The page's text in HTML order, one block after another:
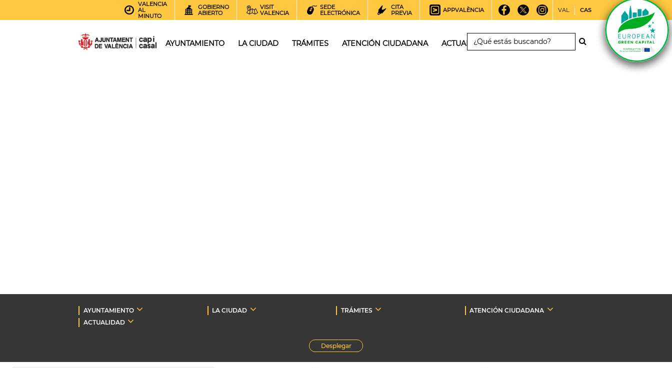
VALENCIA
AL
MINUTO
GOBIERNO
ABIERTO
VISIT
VALENCIA
SEDE
ELECTRÓNICA
CITA
PREVIA
APPVALÈNCIA VAL CAS
AYUNTAMIENTO LA CIUDAD TRÁMITES ATENCIÓN CIUDADANA ACTUALIDAD
AYUNTAMIENTO LA CIUDAD TRÁMITES
ATENCIÓN CIUDADANA
ACTUALIDAD
Desplegar